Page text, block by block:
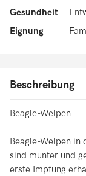
Gesundheit
Eignung
Beschreibung
Beagle-Welpen
Beagle-Welpen in
sind munter und
erste Impfung